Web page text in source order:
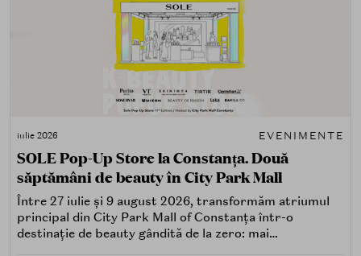
iulie 2026 EVENIMENTE
SOLE Pop-Up Store la Constanța. Două
săptămâni de beauty în City Park Mall
Între 27 iulie și 9 august 2026, transformăm atriumul
principal din City Park Mall of Constanța într-o
destinație de beauty gândită de la zero: mai